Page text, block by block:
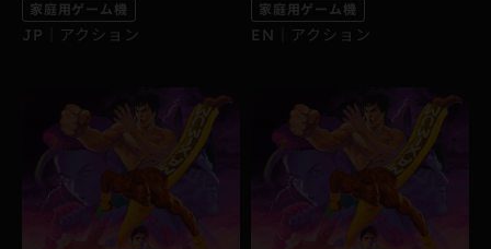
家庭用ゲーム機
JP｜アクション
家庭用ゲーム機
EN｜アクション